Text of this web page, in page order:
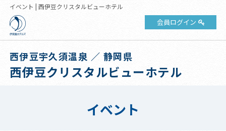
イベント | 西伊豆クリスタルビューホテル
会員ログイン
西伊豆宇久須温泉 ／ 静岡県
西伊豆クリスタルビューホテル
イベント